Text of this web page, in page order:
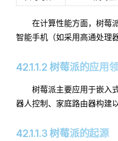
在计算性能方面，树莓
智能手机（如采用高通处理
42.1.1.2 树莓派的应用
树莓派主要应用于嵌入
器人控制、家庭路由器构建
42.1.1.3 树莓派的起源